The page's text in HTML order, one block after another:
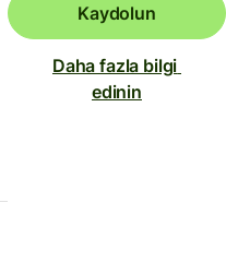
Kaydolun
Daha fazla bilgi
edinin